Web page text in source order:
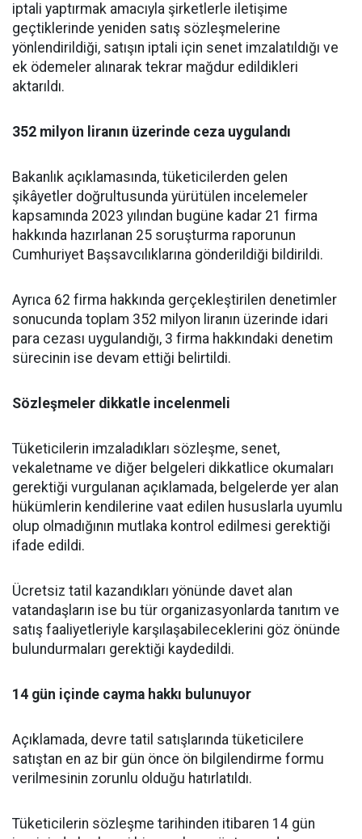
iptali yaptırmak amacıyla şirketlerle iletişime
geçtiklerinde yeniden satış sözleşmelerine
yönlendirildiği, satışın iptali için senet imzalatıldığı ve
ek ödemeler alınarak tekrar mağdur edildikleri
aktarıldı.
352 milyon liranın üzerinde ceza uygulandı
Bakanlık açıklamasında, tüketicilerden gelen
şikâyetler doğrultusunda yürütülen incelemeler
kapsamında 2023 yılından bugüne kadar 21 firma
hakkında hazırlanan 25 soruşturma raporunun
Cumhuriyet Başsavcılıklarına gönderildiği bildirildi.
Ayrıca 62 firma hakkında gerçekleştirilen denetimler
sonucunda toplam 352 milyon liranın üzerinde idari
para cezası uygulandığı, 3 firma hakkındaki denetim
sürecinin ise devam ettiği belirtildi.
Sözleşmeler dikkatle incelenmeli
Tüketicilerin imzaladıkları sözleşme, senet,
vekaletname ve diğer belgeleri dikkatlice okumaları
gerektiği vurgulanan açıklamada, belgelerde yer alan
hükümlerin kendilerine vaat edilen hususlarla uyumlu
olup olmadığının mutlaka kontrol edilmesi gerektiği
ifade edildi.
Ücretsiz tatil kazandıkları yönünde davet alan
vatandaşların ise bu tür organizasyonlarda tanıtım ve
satış faaliyetleriyle karşılaşabileceklerini göz önünde
bulundurmaları gerektiği kaydedildi.
14 gün içinde cayma hakkı bulunuyor
Açıklamada, devre tatil satışlarında tüketicilere
satıştan en az bir gün önce ön bilgilendirme formu
verilmesinin zorunlu olduğu hatırlatıldı.
Tüketicilerin sözleşme tarihinden itibaren 14 gün